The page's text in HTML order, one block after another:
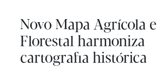
Novo Mapa Agrícola e
Florestal harmoniza
cartografia histórica